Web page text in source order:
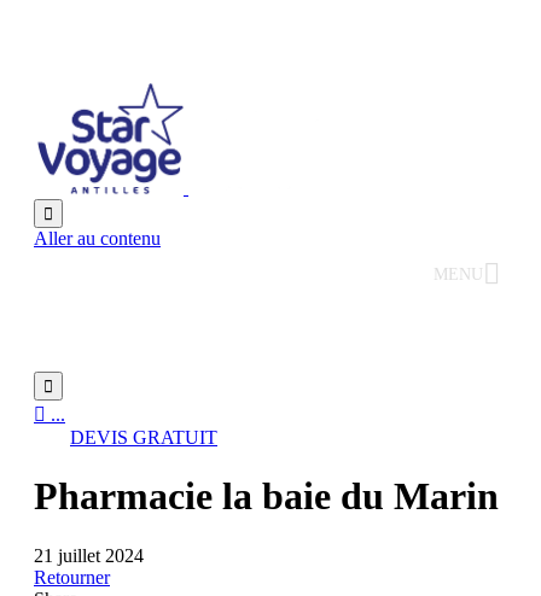

Aller au contenu
MENU

 ...
DEVIS GRATUIT
Pharmacie la baie du Marin
21 juillet 2024
Retourner